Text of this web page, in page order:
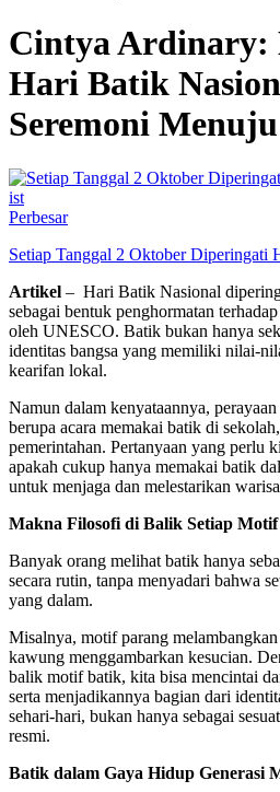
Cintya Ardinary:
Hari Batik
Seremoni
Perbesar
Setiap Tanggal 2 Oktober Diperingati
Artikel – Hari Batik Nasional
sebagai bentuk penghormatan
oleh UNESCO. Batik bukan hanya
identitas bangsa yang memiliki nilai-
kearifan lokal.
Namun dalam kenyataannya,
berupa acara memakai batik di
pemerintahan. Pertanyaan yang perlu
apakah cukup hanya memakai batik
untuk menjaga dan melestarikan
Makna Filosofi di Balik Setiap Motif
Banyak orang melihat batik hanya
secara rutin, tanpa menyadari bahwa
yang dalam.
Misalnya, motif parang
kawung menggambarkan kesucian.
balik motif batik, kita bisa mencintai
serta menjadikannya bagian dari
sehari-hari, bukan hanya sebagai
resmi.
Batik dalam Gaya Hidup Generasi